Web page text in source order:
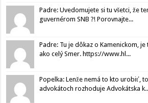
Padre: Uvedomujete si tu všetci, že
guvernérom SNB ?! Porovnajte...
Padre: Tu je dôkaz o Kamenickom,
ako celý Smer. https://www.hl...
Popelka: Lenže nemá to kto urobiť,
advokátoch rozhoduje Advokátska